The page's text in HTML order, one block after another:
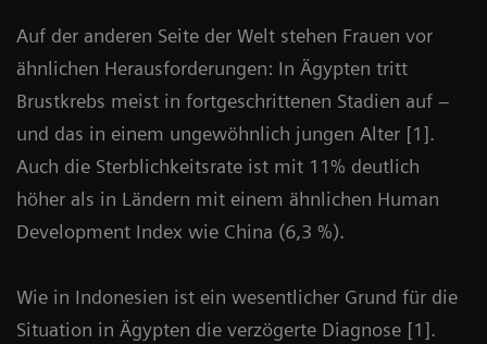
Auf der anderen Seite der Welt stehen Frauen vor
ähnlichen Herausforderungen: In Ägypten tritt
Brustkrebs meist in fortgeschrittenen Stadien auf –
und das in einem ungewöhnlich jungen Alter [1].
Auch die Sterblichkeitsrate ist mit 11% deutlich
höher als in Ländern mit einem ähnlichen Human
Development Index wie China (6,3 %).
Wie in Indonesien ist ein wesentlicher Grund für die
Situation in Ägypten die verzögerte Diagnose [1].